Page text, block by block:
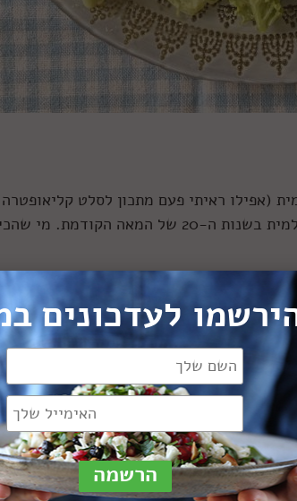
(אפילו ראיתי פעם מתכון לסלט
הקלאסית), סלט הקיסר נרשם בדפי הקולינריה העולמית בשנות ה-20
יום מוצלח, נכנסו למסעדה חבורת סועדים
להם, אז הוא אלתר להם מנה עם מה
לעדכונים